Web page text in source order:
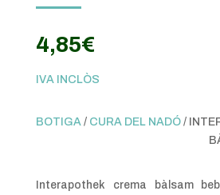
4,85€
IVA INCLÒS
BOTIGA / CURA DEL NADÓ /
Interapothek crema bàlsam